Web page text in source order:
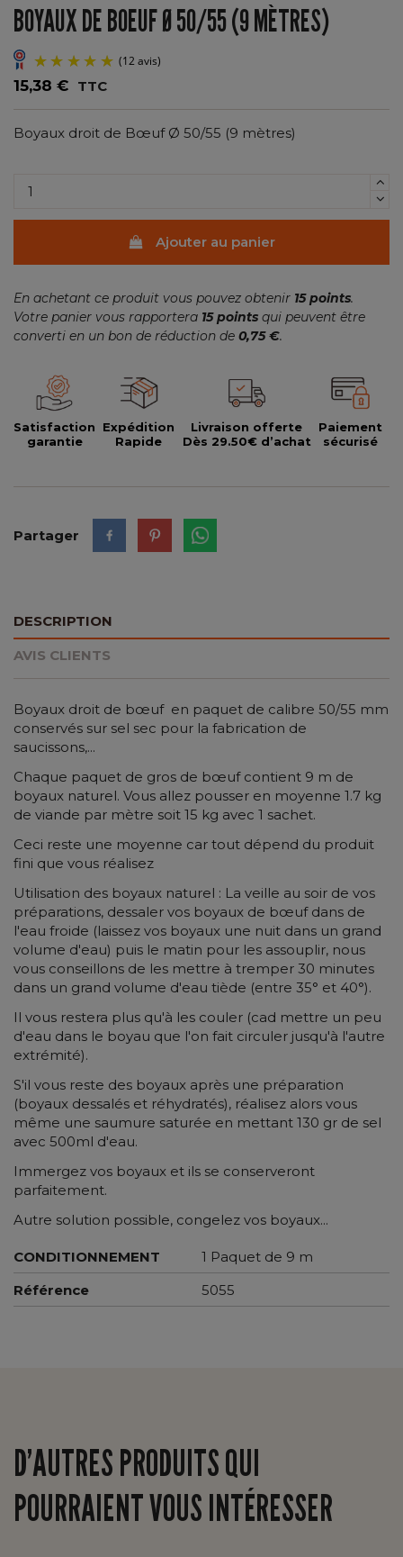
BOYAUX DE BOEUF Ø 50/55 (9 MÈTRES)
15,38 € TTC
Boyaux droit de Bœuf Ø 50/55 (9 mètres)
Ajouter au panier
En achetant ce produit vous pouvez obtenir 15 points.
Votre panier vous rapportera 15points qui peuvent être
converti en un bon de réduction de 0,75 €.
Satisfaction
garantie
Expédition
Rapide
Livraison offerte
Dès 29.50€ d’achat
Paiement
sécurisé
Partager
DESCRIPTION
AVIS CLIENTS
Boyaux droit de bœuf en paquet de calibre 50/55 mm
conservés sur sel sec pour la fabrication de
saucissons,...
Chaque paquet de gros de bœuf contient 9 m de
boyaux naturel. Vous allez pousser en moyenne 1.7 kg
de viande par mètre soit 15 kg avec 1 sachet.
Ceci reste une moyenne car tout dépend du produit
fini que vous réalisez
Utilisation des boyaux naturel : La veille au soir de vos
préparations, dessaler vos boyaux de bœuf dans de
l'eau froide (laissez vos boyaux une nuit dans un grand
volume d'eau) puis le matin pour les assouplir, nous
vous conseillons de les mettre à tremper 30 minutes
dans un grand volume d'eau tiède (entre 35° et 40°).
Il vous restera plus qu'à les couler (cad mettre un peu
d'eau dans le boyau que l'on fait circuler jusqu'à l'autre
extrémité).
S'il vous reste des boyaux après une préparation
(boyaux dessalés et réhydratés), réalisez alors vous
même une saumure saturée en mettant 130 gr de sel
avec 500ml d'eau.
Immergez vos boyaux et ils se conserveront
parfaitement.
Autre solution possible, congelez vos boyaux...
CONDITIONNEMENT
1 Paquet de 9 m
Référence
5055
D’AUTRES PRODUITS QUI
POURRAIENT VOUS INTÉRESSER